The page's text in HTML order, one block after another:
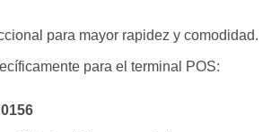
para mayor rapidez y comodidad.
para el terminal POS: